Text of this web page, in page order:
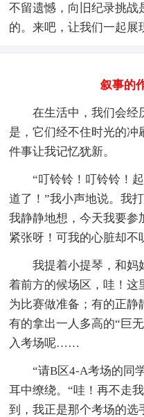
不留遗憾，向旧纪录挑战
的。来吧，让我们一起展
叙事的
在生活中，我们会经
是，它们经不住时光的冲
件事让我记忆犹新。
“叮铃铃！叮铃铃！
道了！”我小声地说。我
我静静地想，今天我要参
紧张呀！可我的心脏却不
我提着小提琴，和妈
着前方的候场区，哇！这
为比赛做准备；有的正静
有的拿出一人多高的“巨
入考场呢……
“请B区4-A考场的同
耳中缭绕。“哇！再不走
到，我正是那个考场的选